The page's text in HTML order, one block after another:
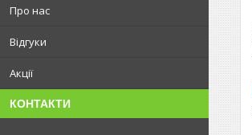
Про нас
Відгуки
Акції
КОНТАКТИ